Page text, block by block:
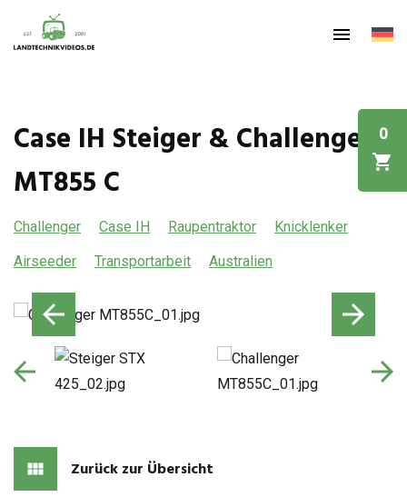
0
Case IH Steiger & Challenger
MT855 C
Challenger Case IH Raupentraktor
Knicklenker
Airseeder
Transportarbeit Australien
Zurück zur Übersicht